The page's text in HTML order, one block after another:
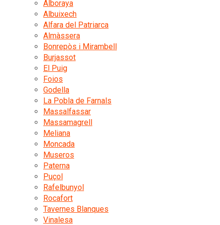
Alboraya
Albuixech
Alfara del Patriarca
Almàssera
Bonrepòs i Mirambell
Burjassot
El Puig
Foios
Godella
La Pobla de Farnals
Massalfassar
Massamagrell
Meliana
Moncada
Museros
Paterna
Puçol
Rafelbunyol
Rocafort
Tavernes Blanques
Vinalesa